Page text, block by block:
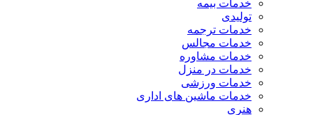
خدمات بیمه
تولیدی
خدمات ترجمه
خدمات مجالس
خدمات مشاوره
خدمات در منزل
خدمات ورزشی
خدمات ماشین های اداری
هنری